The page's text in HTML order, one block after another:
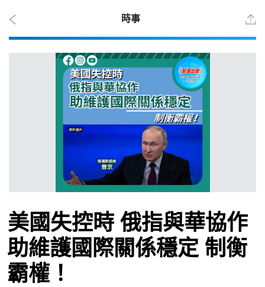
時事
觀點
博客
時事
美國失控時 俄指與華協作
助維護國際關係穩定 制衡
霸權！